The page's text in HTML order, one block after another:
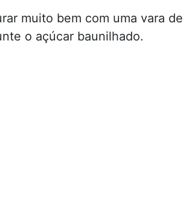
muito bem com uma vara de
o açúcar baunilhado.